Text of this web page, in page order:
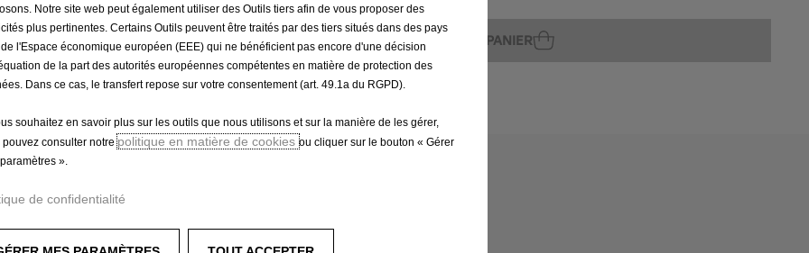
c
e
i
s
6
,
Q
u
a
n
i
t
d
AJOUTER AU PANIER
Paiement en plusieurs fois
les projections de pierres, etc.
Notre site web peut également utiliser des Outils tiers afin de vous proposer des
plus pertinentes. Certains Outils peuvent être traités par des tiers situés dans des pays
l'Espace économique européen (EEE) qui ne bénéficient pas encore d'une décision
de la part des autorités européennes compétentes en matière de protection des
Dans ce cas, le transfert repose sur votre consentement (art. 49.1a du RGPD).
souhaitez en savoir plus sur les outils que nous utilisons et sur la manière de les gérer,
pouvez consulter notrepolitique en matière de cookies ou cliquer sur le bouton « Gérer
».
de confidentialité